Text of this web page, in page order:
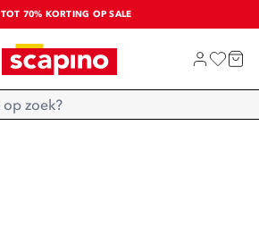
TOT 70% KORTING OP SALE
SALE: LAATSTE KANS!
SHOP NIEUW
Home